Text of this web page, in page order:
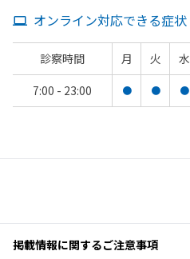
オンライン対応できる症状
診察時間 月 火 水
7:00 - 23:00
● ● ●
掲載情報に関するご注意事項